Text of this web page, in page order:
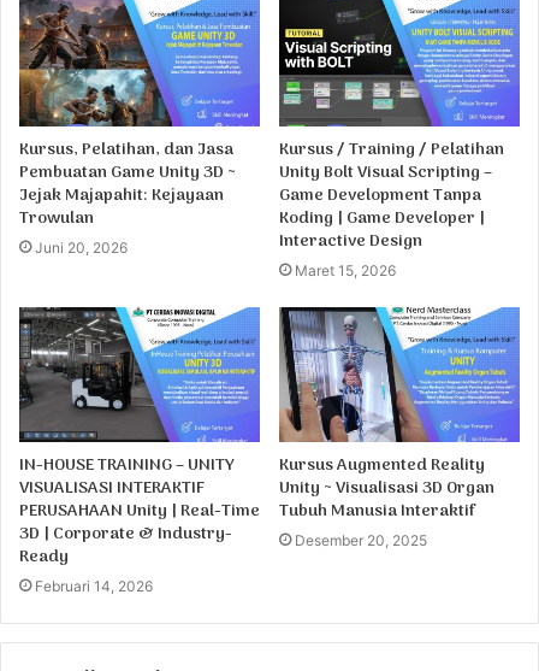
Kursus, Pelatihan, dan Jasa
Pembuatan Game Unity 3D ~
Jejak Majapahit: Kejayaan
Trowulan
Juni 20, 2026
Kursus / Training / Pelatihan
Unity Bolt Visual Scripting –
Game Development Tanpa
Koding | Game Developer |
Interactive Design
Maret 15, 2026
IN-HOUSE TRAINING – UNITY
VISUALISASI INTERAKTIF
PERUSAHAAN Unity | Real-Time
3D | Corporate & Industry-
Ready
Februari 14, 2026
Kursus Augmented Reality
Unity ~ Visualisasi 3D Organ
Tubuh Manusia Interaktif
Desember 20, 2025